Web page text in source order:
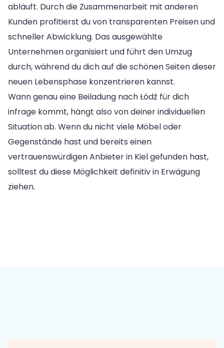
abläuft. Durch die Zusammenarbeit mit anderen
Kunden profitierst du von transparenten Preisen und
schneller Abwicklung. Das ausgewählte
Unternehmen organisiert und führt den Umzug
durch, während du dich auf die schönen Seiten dieser
neuen Lebensphase konzentrieren kannst.
Wann genau eine Beiladung nach Łódź für dich
infrage kommt, hängt also von deiner individuellen
Situation ab. Wenn du nicht viele Möbel oder
Gegenstände hast und bereits einen
vertrauenswürdigen Anbieter in Kiel gefunden hast,
solltest du diese Möglichkeit definitiv in Erwägung
ziehen.